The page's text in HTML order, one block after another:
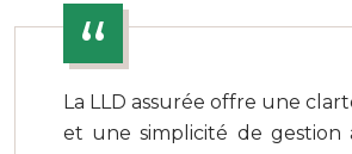
La LLD assurée offre une
et une simplicité de gestion